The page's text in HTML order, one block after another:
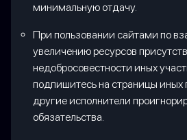
минимальную отдачу.
При пользовании сайтами по
увеличению ресурсов
недобросовестности иных
подпишитесь на страницы иных
другие исполнители
обязательства.